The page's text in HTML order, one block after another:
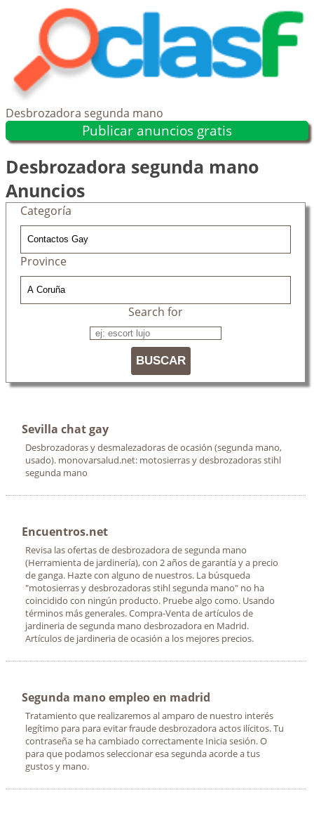
Desbrozadora segunda mano
Publicar anuncios gratis
Desbrozadora segunda mano
Anuncios
Categoría
Province
Search for
BUSCAR
Sevilla chat gay
Desbrozadoras y desmalezadoras de ocasión (segunda mano,
usado). monovarsalud.net: motosierras y desbrozadoras stihl
segunda mano
Encuentros.net
Revisa las ofertas de desbrozadora de segunda mano
(Herramienta de jardinería), con 2 años de garantía y a precio
de ganga. Hazte con alguno de nuestros. La búsqueda
"motosierras y desbrozadoras stihl segunda mano" no ha
coincidido con ningún producto. Pruebe algo como. Usando
términos más generales. Compra-Venta de artículos de
jardineria de segunda mano desbrozadora en Madrid.
Artículos de jardineria de ocasión a los mejores precios.
Segunda mano empleo en madrid
Tratamiento que realizaremos al amparo de nuestro interés
legítimo para para evitar fraude desbrozadora actos ilícitos. Tu
contraseña se ha cambiado correctamente Inicia sesión. O
para que podamos seleccionar esa segunda acorde a tus
gustos y mano.